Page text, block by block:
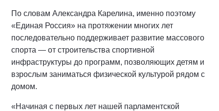
По словам Александра Карелина, именно поэтому
«Единая Россия» на протяжении многих лет
последовательно поддерживает развитие массового
спорта — от строительства спортивной
инфраструктуры до программ, позволяющих детям и
взрослым заниматься физической культурой рядом с
домом.
«Начиная с первых лет нашей парламентской